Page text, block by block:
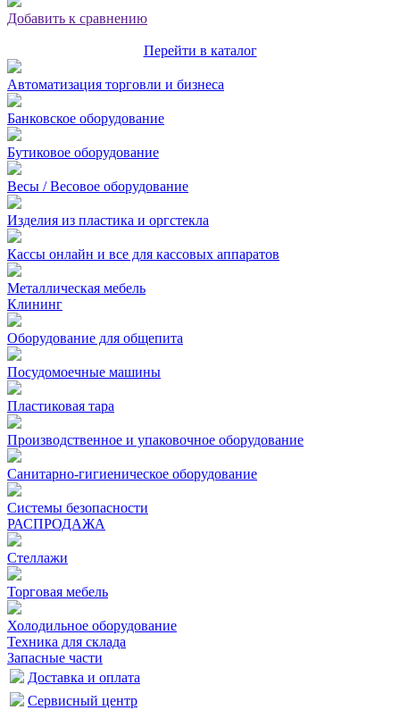
Добавить к сравнению
Перейти в каталог
Автоматизация торговли и бизнеса
Банковское оборудование
Бутиковое оборудование
Весы / Весовое оборудование
Изделия из пластика и оргстекла
Кассы онлайн и все для кассовых аппаратов
Металлическая мебель
Клининг
Оборудование для общепита
Посудомоечные машины
Пластиковая тара
Производственное и упаковочное оборудование
Санитарно-гигиеническое оборудование
Системы безопасности
РАСПРОДАЖА
Стеллажи
Торговая мебель
Холодильное оборудование
Техника для склада
Запасные части
Доставка и оплата
Сервисный центр